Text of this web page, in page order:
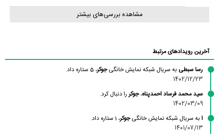
مشاهده بررسی‌های بیشتر
آخرین رویدادهای مرتبط
رسا سبطی به سریال شبکه نمایش خانگیجوکر، 5 ستاره داد.
1402/12/23
سید محمد فرساد احمدپناه،جوکررا دنبال کرد.
1402/03/09
ابه سریال شبکه نمایش خانگیجوکر، 1 ستاره داد.
1401/07/13